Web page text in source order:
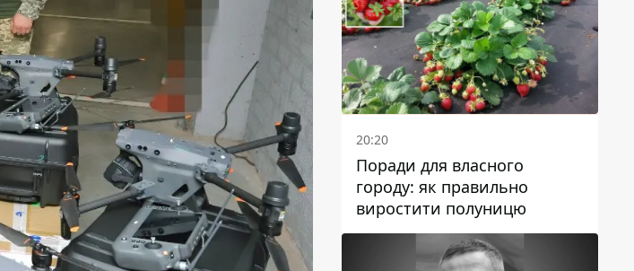
20:20
Поради для власного
городу: як правильно
виростити полуницю